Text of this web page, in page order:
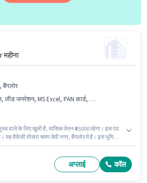
महीना
बैंगलोर
Excel, PAN कार्ड, आधार कार्ड, लैपटॉप/डेस्कटॉप, बैंक अकाउंट, वायरिंग
वाले के लिए खुली है, मासिक वेतन ₹45000 रहेगा। इस पद
यह वैकेंसी तीसरा चरण जेपी नगर, बैंगलोर में है। इस भूमिका
कार्ड, आधार कार्ड, बैंक अकाउंट आवश्यक हैं।
अप्लाई कॉल